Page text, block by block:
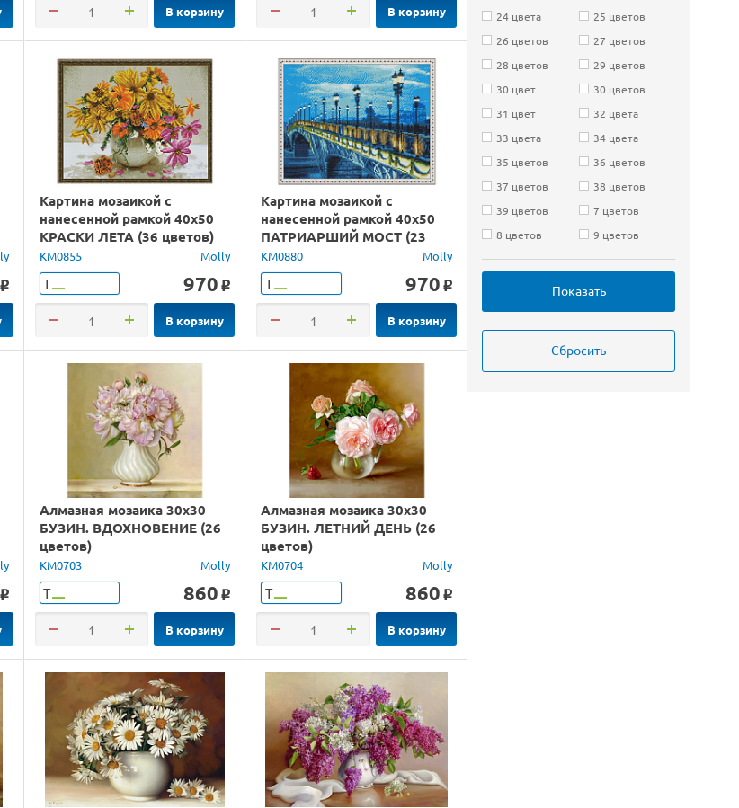
24 цвета
25 цветов
26 цветов
27 цветов
28 цветов
29 цветов
30 цвет
30 цветов
31 цвет
32 цвета
33 цвета
34 цвета
35 цветов
36 цветов
37 цветов
38 цветов
39 цветов
7 цветов
8 цветов
9 цветов
В корзину В корзину
o
Картина мозаикой с
нанесенной рамкой 40х50
КРАСКИ ЛЕТА (36 цветов)
KM0855 Molly
Т 970 o
В корзину
Картина мозаикой с
нанесенной рамкой 40х50
ПАТРИАРШИЙ МОСТ (23
цвета)
KM0880 Molly
Т 970 o
В корзину
o
Алмазная мозаика 30х30
БУЗИН. ВДОХНОВЕНИЕ (26
цветов)
KM0703 Molly
Т 860 o
В корзину
Алмазная мозаика 30х30
БУЗИН. ЛЕТНИЙ ДЕНЬ (26
цветов)
KM0704 Molly
Т 860 o
В корзину